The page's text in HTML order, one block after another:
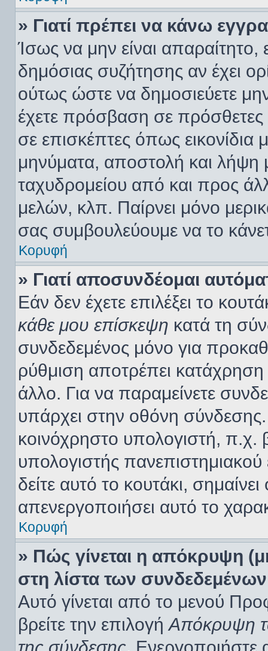
» Γιατί πρέπει να κάνω
Ίσως να μην είναι απαραίτητο,
δημόσιας συζήτησης αν έχει
ούτως ώστε να δημοσιεύετε
έχετε πρόσβαση σε πρόσθετες
σε επισκέπτες όπως
μηνύματα, αποστολή και λήψη
ταχυδρομείου από και προς
μελών, κλπ. Παίρνει μόνο
σας συμβουλεύουμε να το
Κορυφή
» Γιατί αποσυνδέομαι
Εάν δεν έχετε επιλέξει το
κάθε μου επίσκεψη κατά τη
συνδεδεμένος μόνο για
ρύθμιση αποτρέπει
άλλο. Για να παραμείνετε
υπάρχει στην οθόνη σύνδεσης.
κοινόχρηστο υπολογιστή, π.χ.
υπολογιστής
δείτε αυτό το κουτάκι, σημαίνει
απενεργοποιήσει αυτό το
Κορυφή
» Πώς γίνεται η απόκρυψη
στη λίστα των
Αυτό γίνεται από το μενού
βρείτε την επιλογήΑπόκρυψη